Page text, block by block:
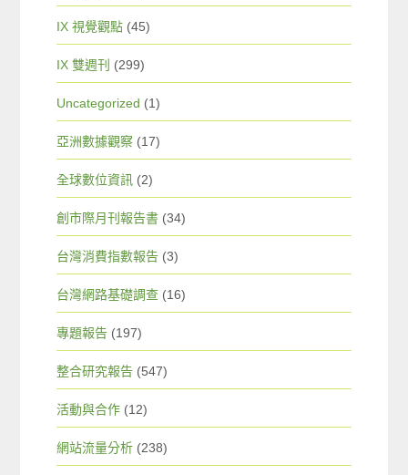
IX 視覺觀點 (45)
IX 雙週刊 (299)
Uncategorized (1)
亞洲數據觀察 (17)
全球數位資訊 (2)
創市際月刊報告書 (34)
台灣消費指數報告 (3)
台灣網路基礎調查 (16)
專題報告 (197)
整合研究報告 (547)
活動與合作 (12)
網站流量分析 (238)